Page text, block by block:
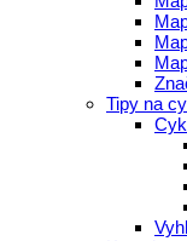
Tipy na